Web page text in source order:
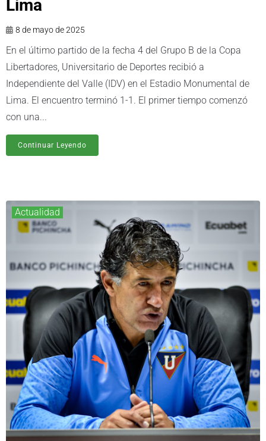
Lima
8 de mayo de 2025
En el último partido de la fecha 4 del Grupo B de la Copa
Libertadores, Universitario de Deportes recibió a
Independiente del Valle (IDV) en el Estadio Monumental de
Lima. El encuentro terminó 1-1. El primer tiempo comenzó
con una...
Continuar Leyendo
Actualidad